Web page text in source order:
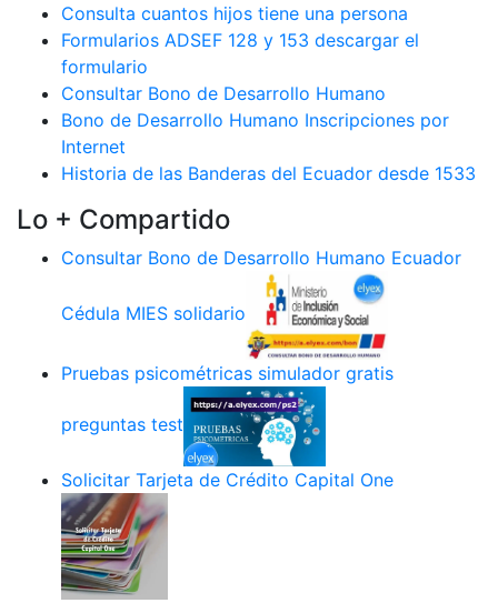
Consulta cuantos hijos tiene una persona
Formularios ADSEF 128 y 153 descargar el
formulario
Consultar Bono de Desarrollo Humano
Bono de Desarrollo Humano Inscripciones por
Internet
Historia de las Banderas del Ecuador desde 1533
Lo + Compartido
Consultar Bono de Desarrollo Humano Ecuador
Cédula MIES solidario
Pruebas psicométricas simulador gratis
preguntas test
Solicitar Tarjeta de Crédito Capital One